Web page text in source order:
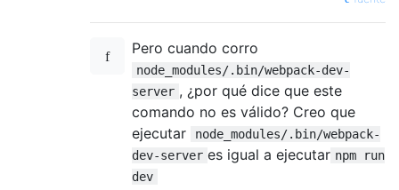
Pero cuando corro
node_modules/.bin/webpack-dev-
server , ¿por qué dice que este
comando no es válido? Creo que
ejecutar
node_modules/.bin/webpack-
dev-server es igual a ejecutar npm run
dev